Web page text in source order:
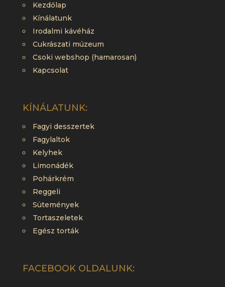
Kezdőlap
Kínálatunk
Irodalmi kávéház
Cukrászati múzeum
Csoki webshop (hamarosan)
Kapcsolat
KÍNÁLATUNK:
Fagyi desszertek
Fagylaltok
Kelyhek
Limonádék
Pohárkrém
Reggeli
Sütemények
Tortaszeletek
Egész torták
FACEBOOK OLDALUNK: